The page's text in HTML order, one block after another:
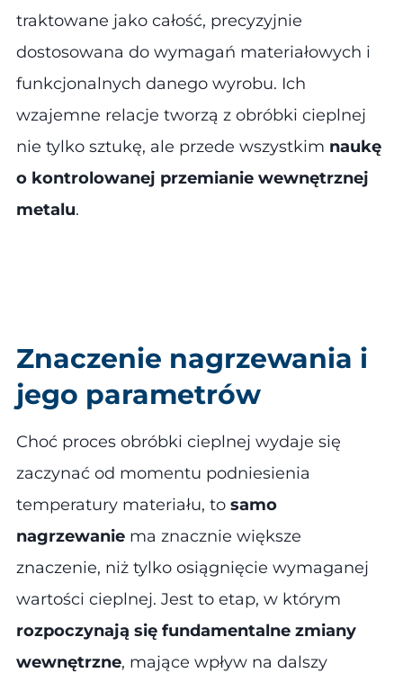
traktowane jako całość, precyzyjnie
dostosowana do wymagań materiałowych i
funkcjonalnych danego wyrobu. Ich
wzajemne relacje tworzą z obróbki cieplnej
nie tylko sztukę, ale przede wszystkim naukę
o kontrolowanej przemianie wewnętrznej
metalu.
Znaczenie nagrzewania i
jego parametrów
Choć proces obróbki cieplnej wydaje się
zaczynać od momentu podniesienia
temperatury materiału, to samo
nagrzewanie ma znacznie większe
znaczenie, niż tylko osiągnięcie wymaganej
wartości cieplnej. Jest to etap, w którym
rozpoczynają się fundamentalne zmiany
wewnętrzne, mające wpływ na dalszy